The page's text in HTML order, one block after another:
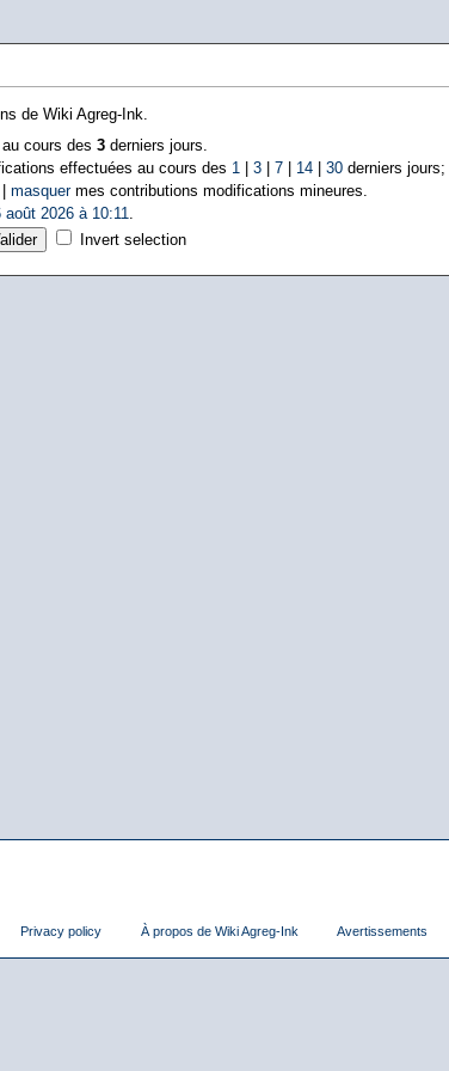
de Wiki Agreg-Ink.
cours des 3derniers jours.
effectuées au cours des 1 3| 7| 14| 30derniers jours;
masquermes contributions modifications mineures.
août 2026 à 10:11
Invert selection
Privacy policy À propos de Wiki Agreg-Ink Avertissements